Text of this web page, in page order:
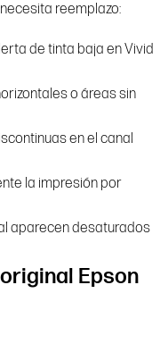
reemplazo:
de tinta baja en Vivid
o áreas sin
en el canal
la impresión por
aparecen desaturados
Epson